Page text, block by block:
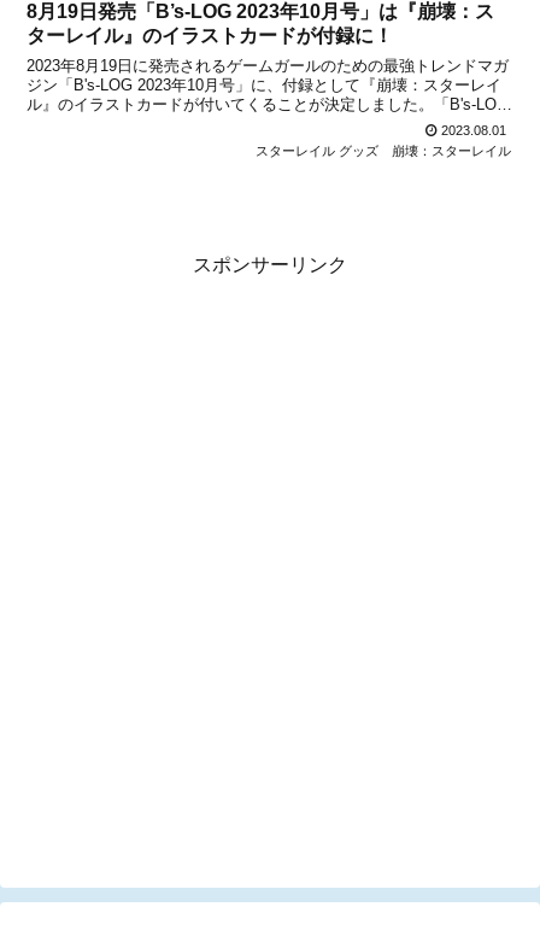
8月19日発売「B’s-LOG 2023年10月号」は『崩壊：ス
ターレイル』のイラストカードが付録に！
2023年8月19日に発売されるゲームガールのための最強トレンドマガ
ジン「B's-LOG 2023年10月号」に、付録として『崩壊：スターレイ
ル』のイラストカードが付いてくることが決定しました。「B's-LOG
2023年10月号」では、8周年を迎える『アイドリッシュセブン』を表
2023.08.01
スターレイル グッズ
崩壊：スターレイル
スポンサーリンク